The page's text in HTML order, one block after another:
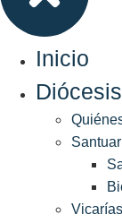
Inicio
Diócesis
Vicarías